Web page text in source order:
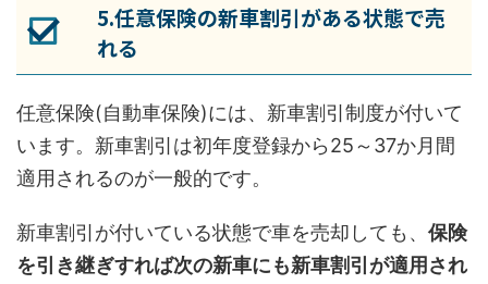
5.任意保険の新車割引がある状態で売
れる
任意保険(自動車保険)には、新車割引制度が付いて
います。新車割引は初年度登録から25～37か月間
適用されるのが一般的です。
新車割引が付いている状態で車を売却しても、 保険
を引き継ぎすれば次の新車にも新車割引が適用され